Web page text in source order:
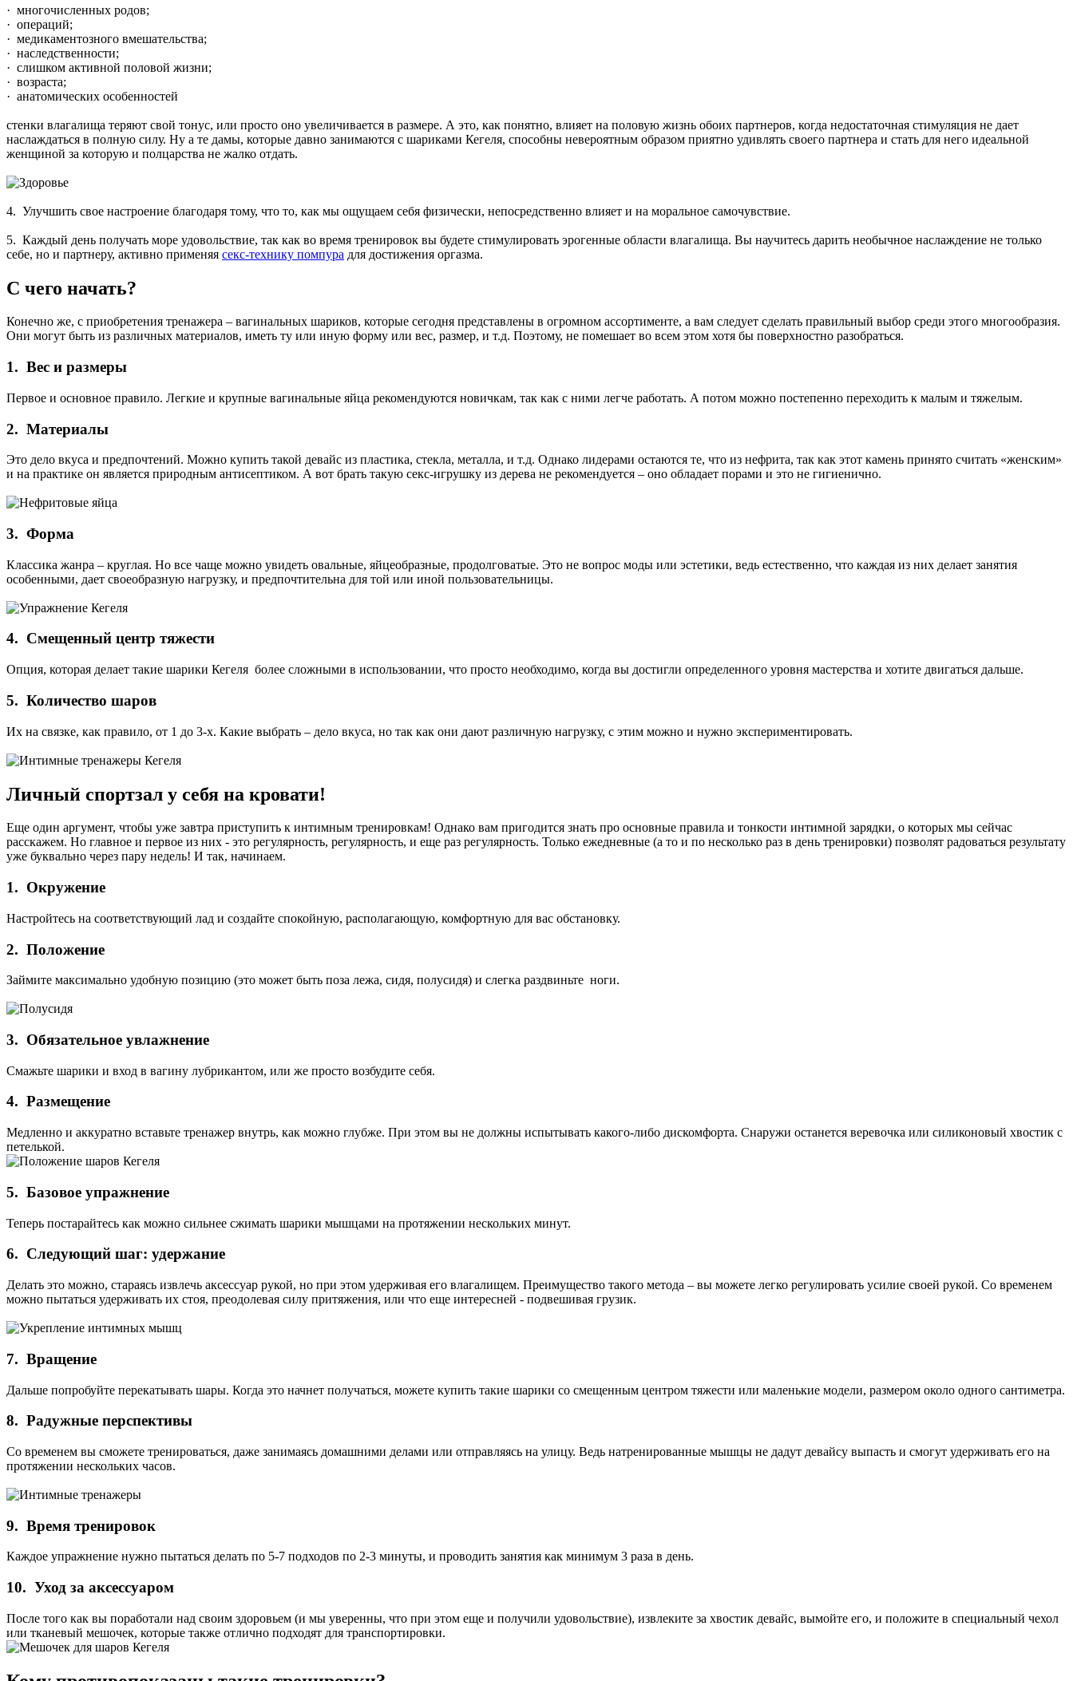
· многочисленных родов;
· операций;
· медикаментозного вмешательства;
· наследственности;
· слишком активной половой жизни;
· возраста;
· анатомических особенностей
стенки влагалища теряют свой тонус, или просто оно увеличивается в размере. А это, как понятно, влияет на половую жизнь обоих партнеров, когда недостаточная стимуляция не дает
наслаждаться в полную силу. Ну а те дамы, которые давно занимаются с шариками Кегеля, способны невероятным образом приятно удивлять своего партнера и стать для него идеальной
женщиной за которую и полцарства не жалко отдать.
4. Улучшить свое настроение благодаря тому, что то, как мы ощущаем себя физически, непосредственно влияет и на моральное самочувствие.
5. Каждый день получать море удовольствие, так как во время тренировок вы будете стимулировать эрогенные области влагалища. Вы научитесь дарить необычное наслаждение не только
себе, но и партнеру, активно применяя секс-технику помпура для достижения оргазма.
С чего начать?
Конечно же, с приобретения тренажера – вагинальных шариков, которые сегодня представлены в огромном ассортименте, а вам следует сделать правильный выбор среди этого многообразия.
Они могут быть из различных материалов, иметь ту или иную форму или вес, размер, и т.д. Поэтому, не помешает во всем этом хотя бы поверхностно разобраться.
1. Вес и размеры
Первое и основное правило. Легкие и крупные вагинальные яйца рекомендуются новичкам, так как с ними легче работать. А потом можно постепенно переходить к малым и тяжелым.
2. Материалы
Это дело вкуса и предпочтений. Можно купить такой девайс из пластика, стекла, металла, и т.д. Однако лидерами остаются те, что из нефрита, так как этот камень принято считать «женским»
и на практике он является природным антисептиком. А вот брать такую секс-игрушку из дерева не рекомендуется – оно обладает порами и это не гигиенично.
3. Форма
Классика жанра – круглая. Но все чаще можно увидеть овальные, яйцеобразные, продолговатые. Это не вопрос моды или эстетики, ведь естественно, что каждая из них делает занятия
особенными, дает своеобразную нагрузку, и предпочтительна для той или иной пользовательницы.
4. Смещенный центр тяжести
Опция, которая делает такие шарики Кегеля более сложными в использовании, что просто необходимо, когда вы достигли определенного уровня мастерства и хотите двигаться дальше.
5. Количество шаров
Их на связке, как правило, от 1 до 3-х. Какие выбрать – дело вкуса, но так как они дают различную нагрузку, с этим можно и нужно экспериментировать.
Личный спортзал у себя на кровати!
Еще один аргумент, чтобы уже завтра приступить к интимным тренировкам! Однако вам пригодится знать про основные правила и тонкости интимной зарядки, о которых мы сейчас
расскажем. Но главное и первое из них - это регулярность, регулярность, и еще раз регулярность. Только ежедневные (а то и по несколько раз в день тренировки) позволят радоваться результату
уже буквально через пару недель! И так, начинаем.
1. Окружение
Настройтесь на соответствующий лад и создайте спокойную, располагающую, комфортную для вас обстановку.
2. Положение
Займите максимально удобную позицию (это может быть поза лежа, сидя, полусидя) и слегка раздвиньте ноги.
3. Обязательное увлажнение
Смажьте шарики и вход в вагину лубрикантом, или же просто возбудите себя.
4. Размещение
Медленно и аккуратно вставьте тренажер внутрь, как можно глубже. При этом вы не должны испытывать какого-либо дискомфорта. Снаружи останется веревочка или силиконовый хвостик с
петелькой.
5. Базовое упражнение
Теперь постарайтесь как можно сильнее сжимать шарики мышцами на протяжении нескольких минут.
6. Следующий шаг: удержание
Делать это можно, стараясь извлечь аксессуар рукой, но при этом удерживая его влагалищем. Преимущество такого метода – вы можете легко регулировать усилие своей рукой. Со временем
можно пытаться удерживать их стоя, преодолевая силу притяжения, или что еще интересней - подвешивая грузик.
7. Вращение
Дальше попробуйте перекатывать шары. Когда это начнет получаться, можете купить такие шарики со смещенным центром тяжести или маленькие модели, размером около одного сантиметра.
8. Радужные перспективы
Со временем вы сможете тренироваться, даже занимаясь домашними делами или отправляясь на улицу. Ведь натренированные мышцы не дадут девайсу выпасть и смогут удерживать его на
протяжении нескольких часов.
9. Время тренировок
Каждое упражнение нужно пытаться делать по 5-7 подходов по 2-3 минуты, и проводить занятия как минимум 3 раза в день.
10. Уход за аксессуаром
После того как вы поработали над своим здоровьем (и мы уверенны, что при этом еще и получили удовольствие), извлеките за хвостик девайс, вымойте его, и положите в специальный чехол
или тканевый мешочек, которые также отлично подходят для транспортировки.